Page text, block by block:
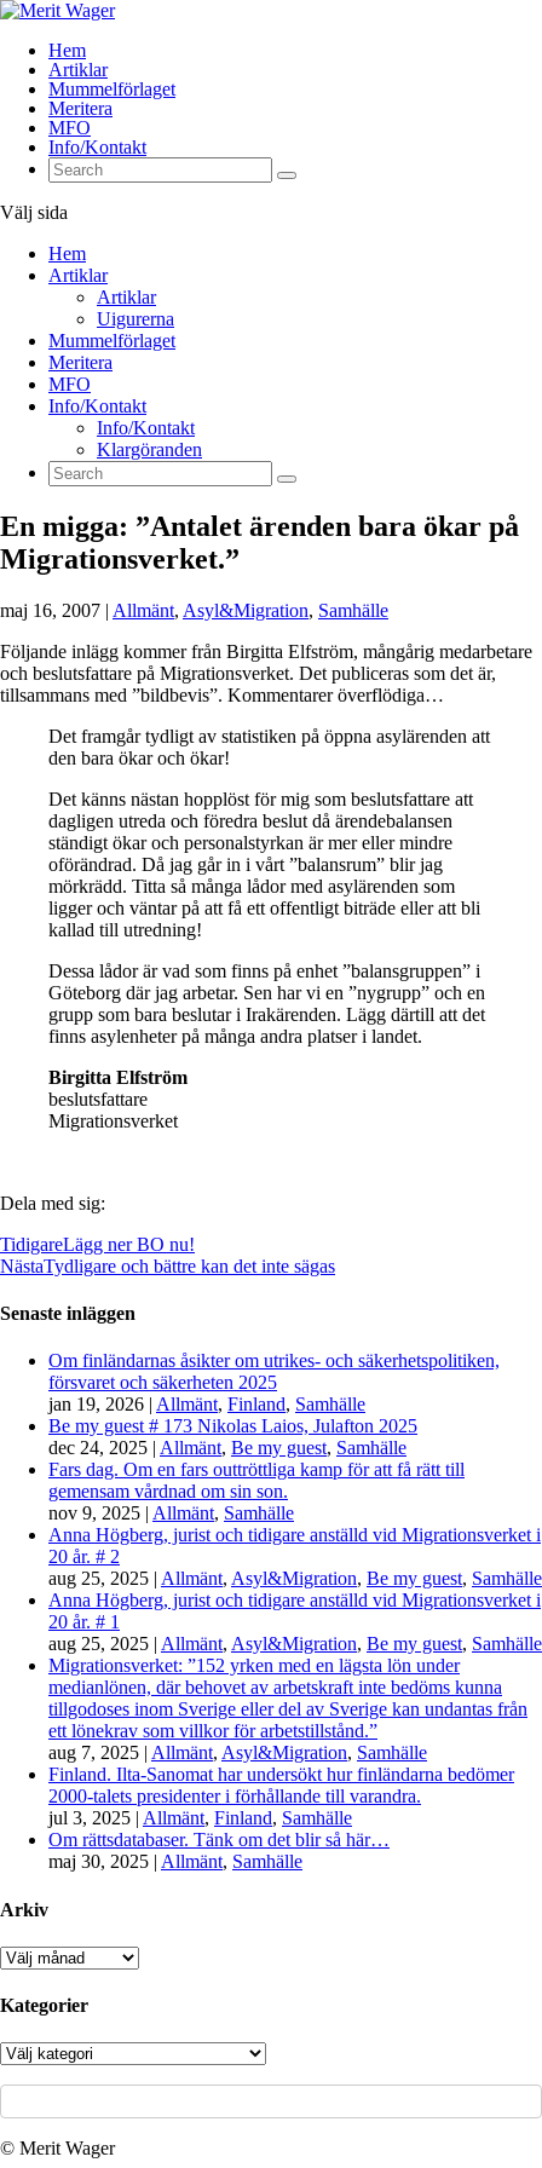
Hem
Artiklar
Mummelförlaget
Meritera
MFO
Info/Kontakt
Välj sida
Hem
Artiklar
Artiklar
Uigurerna
Mummelförlaget
Meritera
MFO
Info/Kontakt
Info/Kontakt
Klargöranden
En migga: ”Antalet ärenden bara ökar på
Migrationsverket.”
maj 16, 2007 | Allmänt, Asyl&Migration, Samhälle
Följande inlägg kommer från Birgitta Elfström, mångårig medarbetare
och beslutsfattare på Migrationsverket. Det publiceras som det är,
tillsammans med ”bildbevis”. Kommentarer överflödiga…
Det framgår tydligt av statistiken på öppna asylärenden att
den bara ökar och ökar!
Det känns nästan hopplöst för mig som beslutsfattare att
dagligen utreda och föredra beslut då ärendebalansen
ständigt ökar och personalstyrkan är mer eller mindre
oförändrad. Då jag går in i vårt ”balansrum” blir jag
mörkrädd. Titta så många lådor med asylärenden som
ligger och väntar på att få ett offentligt biträde eller att bli
kallad till utredning!
Dessa lådor är vad som finns på enhet ”balansgruppen” i
Göteborg där jag arbetar. Sen har vi en ”nygrupp” och en
grupp som bara beslutar i Irakärenden. Lägg därtill att det
finns asylenheter på många andra platser i landet.
Birgitta Elfström
beslutsfattare
Migrationsverket
Dela med sig:
TidigareLägg ner BO nu!
NästaTydligare och bättre kan det inte sägas
Senaste inläggen
Om finländarnas åsikter om utrikes- och säkerhetspolitiken,
försvaret och säkerheten 2025
jan 19, 2026 | Allmänt, Finland, Samhälle
Be my guest # 173 Nikolas Laios, Julafton 2025
dec 24, 2025 | Allmänt, Be my guest, Samhälle
Fars dag. Om en fars outtröttliga kamp för att få rätt till
gemensam vårdnad om sin son.
nov 9, 2025 | Allmänt, Samhälle
Anna Högberg, jurist och tidigare anställd vid Migrationsverket i
20 år. # 2
aug 25, 2025 | Allmänt, Asyl&Migration, Be my guest, Samhälle
Anna Högberg, jurist och tidigare anställd vid Migrationsverket i
20 år. # 1
aug 25, 2025 | Allmänt, Asyl&Migration, Be my guest, Samhälle
Migrationsverket: ”152 yrken med en lägsta lön under
medianlönen, där behovet av arbetskraft inte bedöms kunna
tillgodoses inom Sverige eller del av Sverige kan undantas från
ett lönekrav som villkor för arbetstillstånd.”
aug 7, 2025 | Allmänt, Asyl&Migration, Samhälle
Finland. Ilta-Sanomat har undersökt hur finländarna bedömer
2000-talets presidenter i förhållande till varandra.
jul 3, 2025 | Allmänt, Finland, Samhälle
Om rättsdatabaser. Tänk om det blir så här…
maj 30, 2025 | Allmänt, Samhälle
Arkiv
Arkiv
Kategorier
Kategorier
© Merit Wager